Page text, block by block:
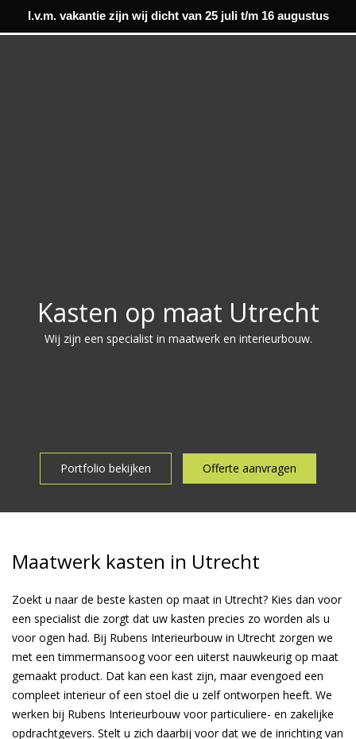
I.v.m. vakantie zijn wij dicht van 25 juli t/m 16 augustus
Kasten op maat Utrecht
Wij zijn een specialist in maatwerk en interieurbouw.
Portfolio bekijken Offerte aanvragen
Maatwerk kasten in Utrecht
Zoekt u naar de beste kasten op maat in Utrecht? Kies dan voor
een specialist die zorgt dat uw kasten precies zo worden als u
voor ogen had. Bij Rubens Interieurbouw in Utrecht zorgen we
met een timmermansoog voor een uiterst nauwkeurig op maat
gemaakt product. Dat kan een kast zijn, maar evengoed een
compleet interieur of een stoel die u zelf ontworpen heeft. We
werken bij Rubens Interieurbouw voor particuliere- en zakelijke
opdrachtgevers. Stelt u zich daarbij voor dat we de inrichting van